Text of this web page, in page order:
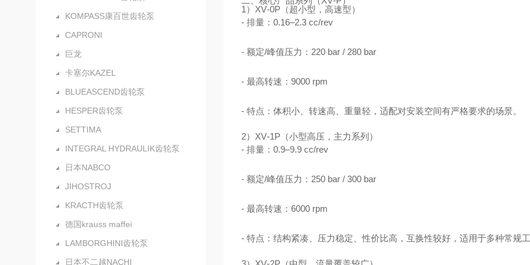
KOMPASS康百世齿轮泵
CAPRONI
巨龙
卡塞尔KAZEL
BLUEASCEND齿轮泵
HESPER齿轮泵
SETTIMA
INTEGRAL HYDRAULIK齿轮泵
日本NABCO
JIHOSTROJ
KRACTH齿轮泵
德国krauss maffei
LAMBORGHINI齿轮泵
日本不二越NACHI
1）XV‑0P（超小型，高速型）
- 排量：0.16–2.3 cc/rev
- 额定/峰值压力：220 bar / 280 bar
- 最高转速：9000 rpm
- 特点：体积小、转速高、重量轻，适配对安装空间有严格要求的场景。
2）XV‑1P（小型高压，主力系列）
- 排量：0.9–9.9 cc/rev
- 额定/峰值压力：250 bar / 300 bar
- 最高转速：6000 rpm
- 特点：结构紧凑、压力稳定、性价比高，互换性较好，适用于多种常规